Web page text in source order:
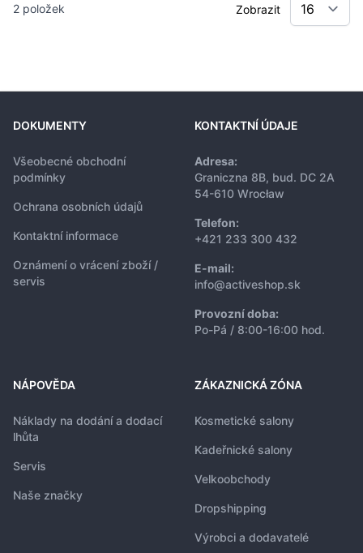
2 položek Zobrazit
DOKUMENTY
Všeobecné obchodní
podmínky
Ochrana osobních údajů
Kontaktní informace
Oznámení o vrácení zboží /
servis
KONTAKTNÍ ÚDAJE
Adresa:
Graniczna 8B, bud. DC 2A
54-610 Wrocław
Telefon:
+421 233 300 432
E-mail:
info@activeshop.sk
Provozní doba:
Po-Pá / 8:00-16:00 hod.
NÁPOVĚDA
Náklady na dodání a dodací
lhůta
Servis
Naše značky
ZÁKAZNICKÁ ZÓNA
Kosmetické salony
Kadeřnické salony
Velkoobchody
Dropshipping
Výrobci a dodavatelé